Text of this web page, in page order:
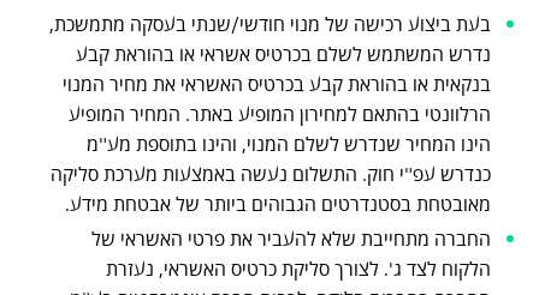
בעת ביצוע רכישה של מנוי חודשי/שנתי בעסקה מתמשכת,
נדרש המשתמש לשלם בכרטיס אשראי או בהוראת קבע
בנקאית או בהוראת קבע בכרטיס האשראי את מחיר המנוי
הרלוונטי בהתאם למחירון המופיע באתר. המחיר המופיע
הינו המחיר שנדרש לשלם המנוי, והינו בתוספת מע"מ
כנדרש עפ"י חוק. התשלום נעשה באמצעות מערכת סליקה
מאובטחת בסטנדרטים הגבוהים ביותר של אבטחת מידע.
החברה מתחייבת שלא להעביר את פרטי האשראי של
הלקוח לצד ג'. לצורך סליקת כרטיס האשראי, נעזרת